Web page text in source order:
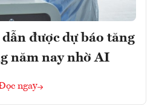
được dự báo tăng
năm nay nhờ AI
ngay